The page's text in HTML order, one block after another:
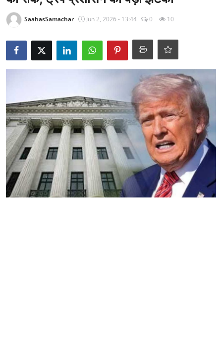
Epaper
लाइफस्टाइल
टेक
SaahasSamachar Jun 2, 2026 - 13:44 0 10